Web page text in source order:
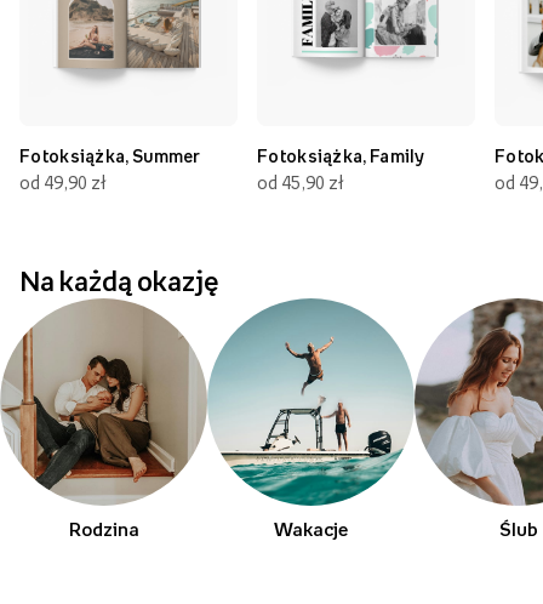
Fotoksiążka, Summer
od 49,90 zł
Fotoksiążka, Family
od 45,90 zł
od
Na każdą okazję
Rodzina Wakacje Ślub